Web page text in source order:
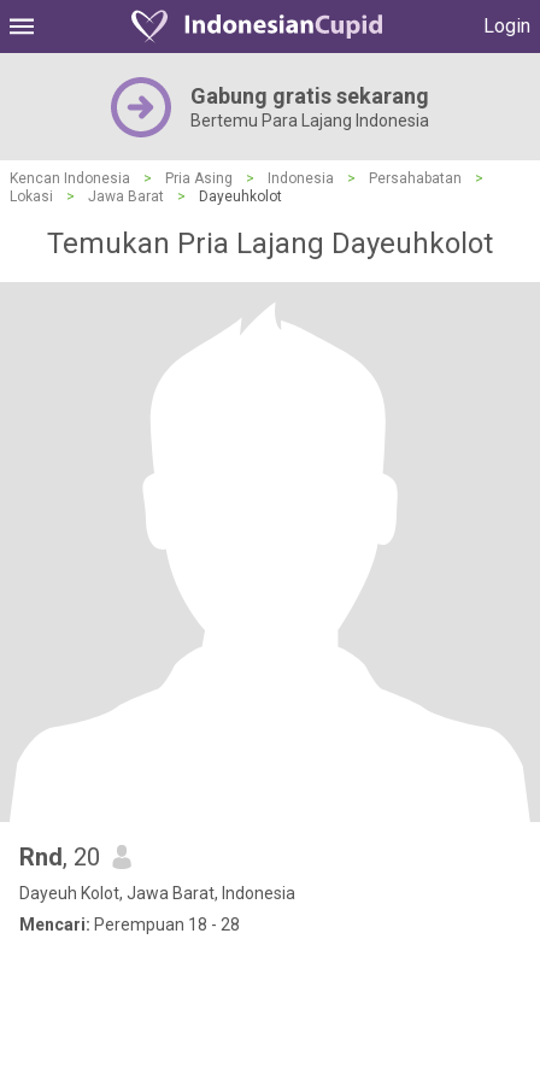
Login
Gabung gratis sekarang
Bertemu Para Lajang Indonesia
Kencan Indonesia > Pria Asing > Indonesia > Persahabatan
>
Lokasi
> Jawa Barat > Dayeuhkolot
Temukan Pria Lajang Dayeuhkolot
Rnd, 20
Dayeuh Kolot, Jawa Barat, Indonesia
Mencari: Perempuan 18 - 28